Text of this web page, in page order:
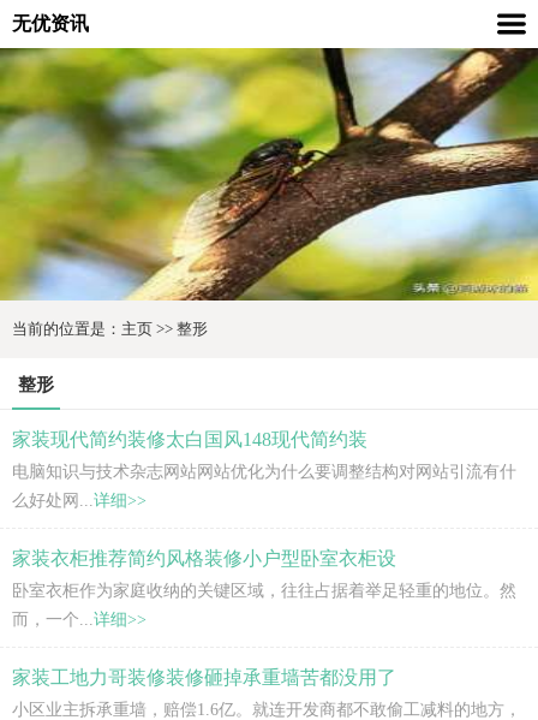
无优资讯
当前的位置是： 主页 >> 整形
整形
家装现代简约装修太白国风148现代简约装
电脑知识与技术杂志网站网站优化为什么要调整结构对网站引流有什
么好处网...详细>>
家装衣柜推荐简约风格装修小户型卧室衣柜设
卧室衣柜作为家庭收纳的关键区域，往往占据着举足轻重的地位。然
而，一个...详细>>
家装工地力哥装修装修砸掉承重墙苦都没用了
小区业主拆承重墙，赔偿1.6亿。就连开发商都不敢偷工减料的地方，